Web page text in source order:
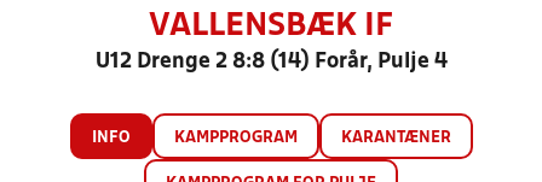
VALLENSBÆK IF
U12 Drenge 2 8:8 (14) Forår, Pulje 4
INFO KAMPPROGRAM KARANTÆNER